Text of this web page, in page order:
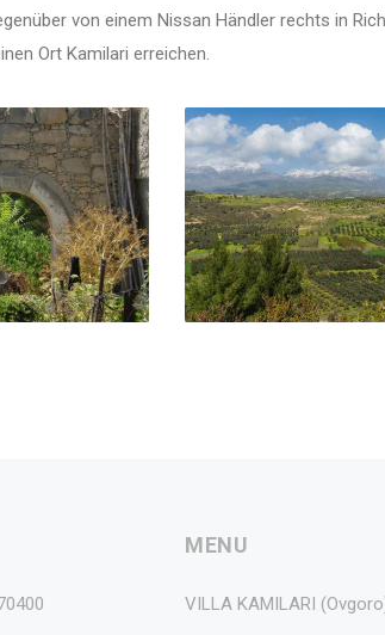
von einem Nissan Händler rechts in
Ort Kamilari erreichen.
MENU
VILLA KAMILARI